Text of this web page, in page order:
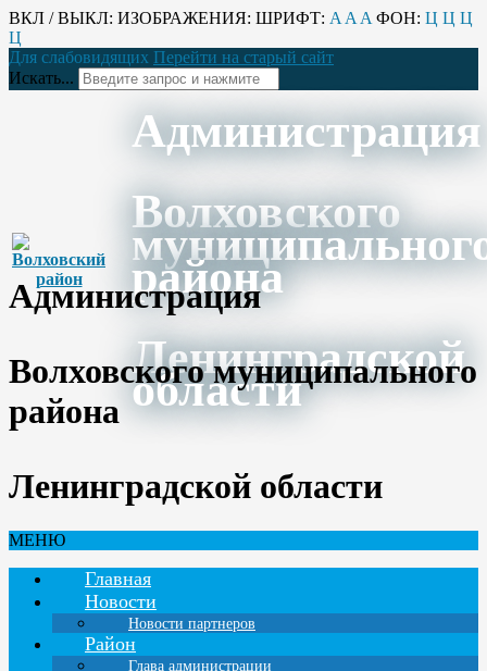
ВКЛ / ВЫКЛ: ИЗОБРАЖЕНИЯ: ШРИФТ: A A A ФОН: Ц Ц Ц
Ц
Для слабовидящих Перейти на старый сайт
Искать...
Администрация
Волховского
района
Ленинградской
области
Администрация
Волховского муниципального
района
Ленинградской области
МЕНЮ
Главная
Новости
Новости партнеров
Район
Глава администрации